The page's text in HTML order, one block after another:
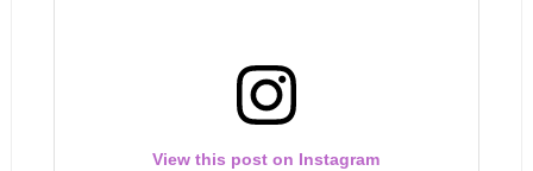
View this post on Instagram